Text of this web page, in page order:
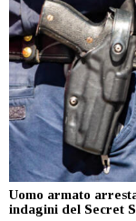
Uomo armato
indagini del Secret